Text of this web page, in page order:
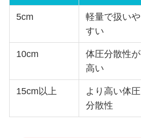
5cm
軽量で扱いや
すい
10cm
体圧分散性が
高い
15cm以上
より高い体圧
分散性